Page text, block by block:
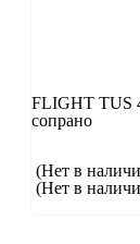
FLIGHT TUS
сопрано
(Нет в
(Нет в